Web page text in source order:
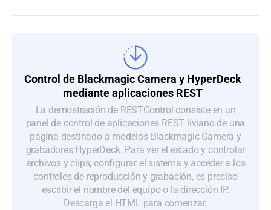
Control de BlackmagicCamera y HyperDeck
mediante aplicaciones REST
La demostración de RESTControl consiste en un
panel de control de aplicaciones REST liviano de una
página destinado a modelos Blackmagic Camera y
grabadores HyperDeck. Para ver el estado y controlar
archivos y clips, configurar el sistema y acceder a los
controles de reproducción y grabación, es preciso
escribir el nombre del equipo o la dirección IP.
Descarga el HTML para comenzar.